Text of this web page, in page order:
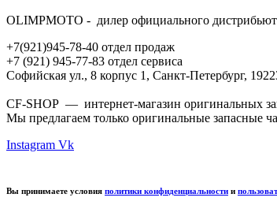
OLIMPMOTO - дилер официального
+7(921)945-78-40 отдел продаж
+7 (921) 945-77-83 отдел сервиса
Софийская ул., 8 корпус 1, Санкт-Петербург,
CF-SHOP — интернет-магазин оригинальных
Мы предлагаем только оригинальные запасные
Instagram Vk
Вы принимаете условия политики конфиденциальности и